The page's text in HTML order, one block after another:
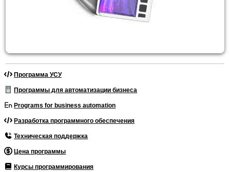
Программа УСУ
Программы для автоматизации бизнеса
Programs for business automation
Разработка программного обеспечения
Техническая поддержка
Цена программы
Курсы программирования